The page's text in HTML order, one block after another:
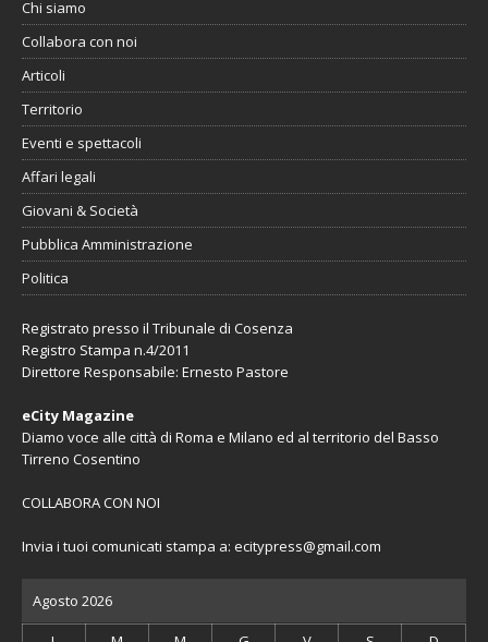
Chi siamo
Collabora con noi
Articoli
Territorio
Eventi e spettacoli
Affari legali
Giovani & Società
Pubblica Amministrazione
Politica
Registrato presso il Tribunale di Cosenza
Registro Stampa n.4/2011
Direttore Responsabile: Ernesto Pastore
eCity Magazine
Diamo voce alle città di Roma e Milano ed al territorio del Basso
Tirreno Cosentino
COLLABORA CON NOI
Invia i tuoi comunicati stampa a: ecitypress@gmail.com
Agosto 2026